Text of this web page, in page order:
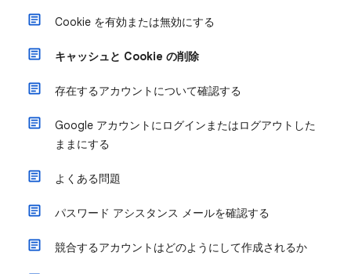
Cookie を有効または無効にする
キャッシュと Cookie の削除
存在するアカウントについて確認する
Google アカウントにログインまたはログアウトした
ままにする
よくある問題
パスワード アシスタンス メールを確認する
競合するアカウントはどのようにして作成されるか